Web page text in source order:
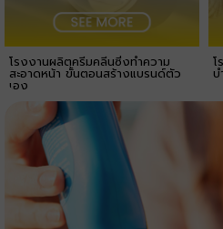
โรงงานผลิตครีมคลีนซิ่งทำความ
สะอาดหน้า ขั้นตอนสร้างแบรนด์ตัว
เอง
โ